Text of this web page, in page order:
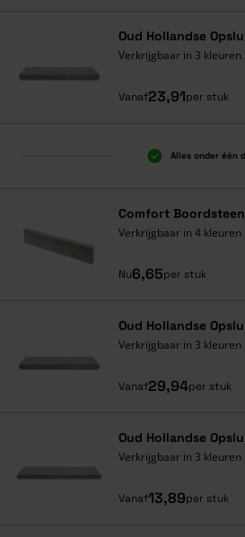
Oud Hollandse
Verkrijgbaar in 3 kleuren
Vanaf23,91per stuk
Alles onder één
Comfort
Verkrijgbaar in 4 kleuren
Nu6,65per stuk
Oud Hollandse
Verkrijgbaar in 3 kleuren
Vanaf29,94per stuk
Oud Hollandse
Verkrijgbaar in 3 kleuren
Vanaf13,89per stuk